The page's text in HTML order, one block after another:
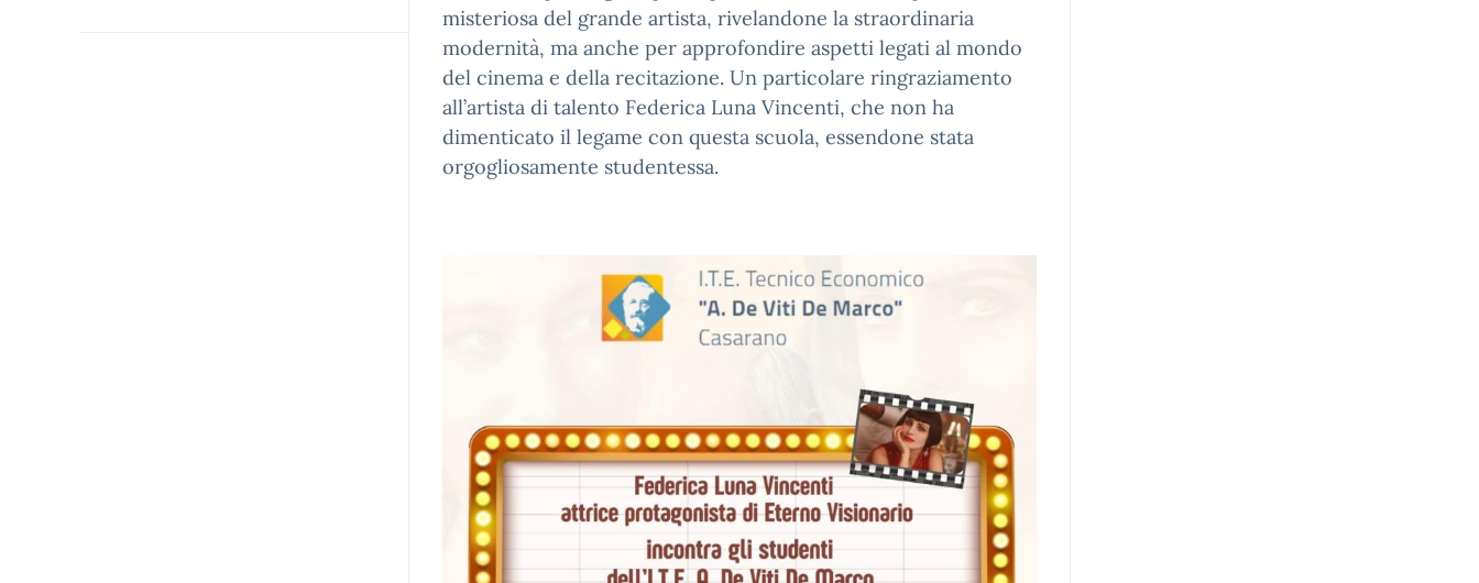
misteriosa del grande artista, rivelandone la straordinaria
modernità, ma anche per approfondire aspetti legati al mondo
del cinema e della recitazione. Un particolare ringraziamento
all’artista di talento Federica Luna Vincenti, che non ha
dimenticato il legame con questa scuola, essendone stata
orgogliosamente studentessa.